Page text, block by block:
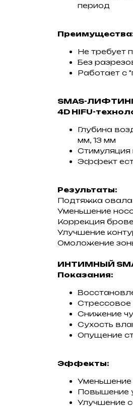
период
Не требует
Без
Работает с
SMAS-
4D HIFU-
Глубина
мм, 13 мм
Стимуляция
Эффект
Результаты:
Подтяжка
Уменьшение
Коррекция
Улучшение
Омоложение
ИНТИМНЫЙ
Показания:
Снижение
Сухость
Опущение
Эффекты:
Повышение
Улучшение